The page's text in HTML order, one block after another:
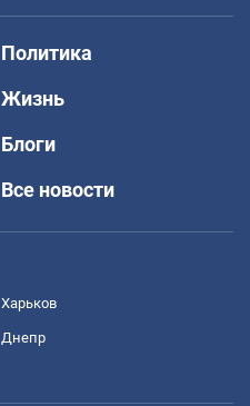
Политика
Жизнь
Блоги
Все новости
Харьков
Днепр